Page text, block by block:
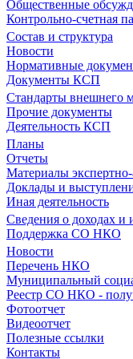
Общественные
Контрольно-счетная
Состав и структура
Новости
Нормативные
Документы КСП
Стандарты внешнего
Прочие документы
Деятельность КСП
Планы
Отчеты
Материалы
Доклады и
Иная деятельность
Сведения о доходах и
Поддержка СО НКО
Новости
Перечень НКО
Муниципальный
Реестр СО НКО -
Фотоотчет
Видеоотчет
Полезные ссылки
Контакты